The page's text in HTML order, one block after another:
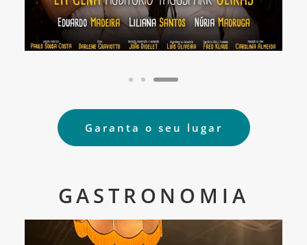
Garanta o seu lugar
GASTRONOMIA